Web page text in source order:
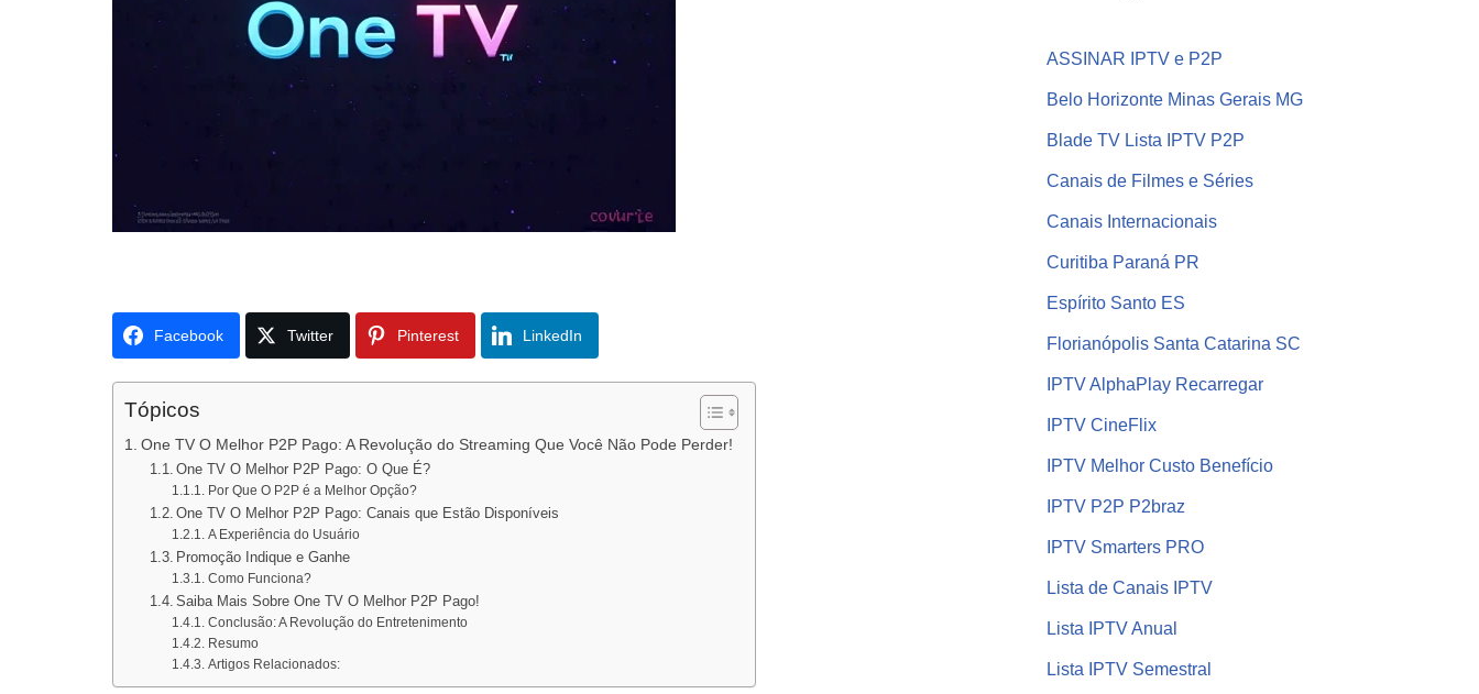
Facebook Twitter Pinterest LinkedIn
Tópicos
One TV O Melhor P2P Pago: A Revolução do Streaming Que Você Não Pode Perder!
One TV O Melhor P2P Pago: O Que É?
Por Que O P2P é a Melhor Opção?
One TV O Melhor P2P Pago: Canais que Estão Disponíveis
A Experiência do Usuário
Promoção Indique e Ganhe
Como Funciona?
Saiba Mais Sobre One TV O Melhor P2P Pago!
Conclusão: A Revolução do Entretenimento
Resumo
Artigos Relacionados:
ASSINAR IPTV e P2P
Belo Horizonte Minas Gerais MG
Blade TV Lista IPTV P2P
Canais de Filmes e Séries
Canais Internacionais
Curitiba Paraná PR
Espírito Santo ES
Florianópolis Santa Catarina SC
IPTV AlphaPlay Recarregar
IPTV CineFlix
IPTV Melhor Custo Benefício
IPTV P2P P2braz
IPTV Smarters PRO
Lista de Canais IPTV
Lista IPTV Anual
Lista IPTV Semestral